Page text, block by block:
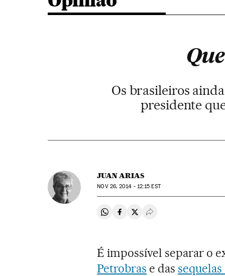
Os brasileiros
presidente
JUAN ARIAS
NOV26, 2014 - 12:15 EST
Compartir en Whatsapp
Compartir en Facebook
Compartir en Twitter
Desplegar Redes
É impossível separar o
Petrobras e das